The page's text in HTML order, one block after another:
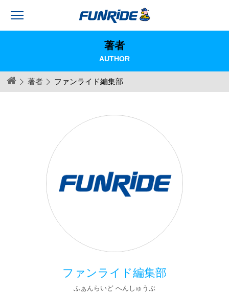
著者
AUTHOR
著者 ファンライド編集部
ファンライド編集部
ふぁんらいど へんしゅうぶ